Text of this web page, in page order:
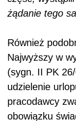
żądanie tego
Również
Najwyższy w
(sygn. II PK
udzielenie
pracodawcy
obowiązku